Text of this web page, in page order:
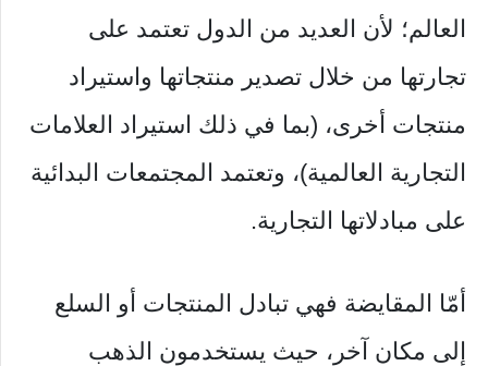
العالم؛ لأن العديد من الدول تعتمد على
تجارتها من خلال تصدير منتجاتها واستيراد
منتجات أخرى، (بما في ذلك استيراد العلامات
التجارية العالمية)، وتعتمد المجتمعات البدائية
على مبادلاتها التجارية.
أمّا المقايضة فهي تبادل المنتجات أو السلع
إلى مكان آخر، حيث يستخدمون الذهب